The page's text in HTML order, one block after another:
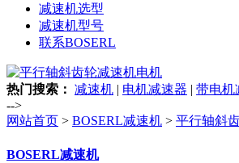
减速机选型
减速机型号
联系BOSERL
热门搜索： 减速机 | 电机减速器 | 带电机
-->
网站首页 > BOSERL减速机 > 平行轴斜
BOSERL减速机